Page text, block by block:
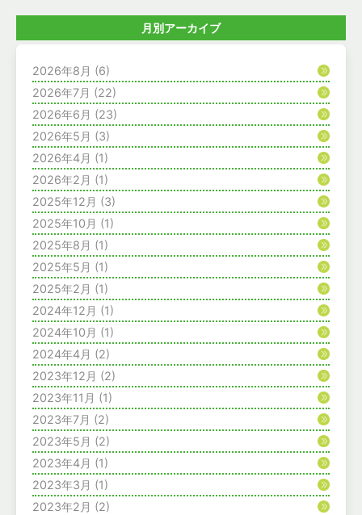
月別アーカイブ
2026年8月 (6)
2026年7月 (22)
2026年6月 (23)
2026年5月 (3)
2026年4月 (1)
2026年2月 (1)
2025年12月 (3)
2025年10月 (1)
2025年8月 (1)
2025年5月 (1)
2025年2月 (1)
2024年12月 (1)
2024年10月 (1)
2024年4月 (2)
2023年12月 (2)
2023年11月 (1)
2023年7月 (2)
2023年5月 (2)
2023年4月 (1)
2023年3月 (1)
2023年2月 (2)